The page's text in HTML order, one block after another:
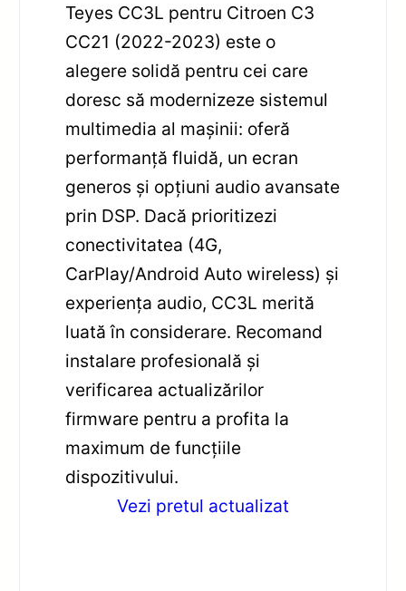
Teyes CC3L pentru Citroen C3
CC21 (2022-2023) este o
alegere solidă pentru cei care
doresc să modernizeze sistemul
multimedia al mașinii: oferă
performanță fluidă, un ecran
generos și opțiuni audio avansate
prin DSP. Dacă prioritizezi
conectivitatea (4G,
CarPlay/Android Auto wireless) și
experiența audio, CC3L merită
luată în considerare. Recomand
instalare profesională și
verificarea actualizărilor
firmware pentru a profita la
maximum de funcțiile
dispozitivului.
Vezi pretul actualizat